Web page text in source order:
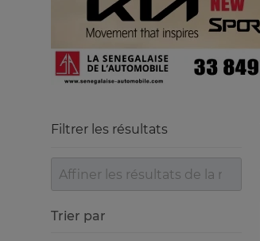
Filtrer les résultats
Trier par